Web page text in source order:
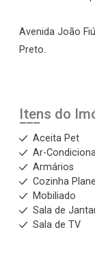
Avenida João
Preto.
Itens do
Aceita Pet
Ar-
Armários
Cozinha
Mobiliado
Sala de
Sala de TV